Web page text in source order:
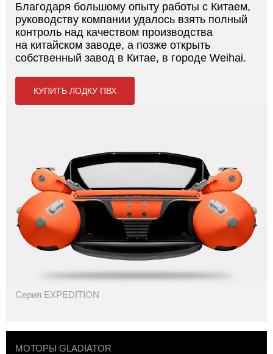
Благодаря большому опыту работы с Китаем,
руководству компании удалось взять полный
контроль над качеством производства
на китайском заводе, а позже открыть
собственный завод в Китае, в городе Weihai.
КУПИТЬ ЛОДКУ ПВХ
Серия EXPEDITION
МОТОРЫ GLADIATOR